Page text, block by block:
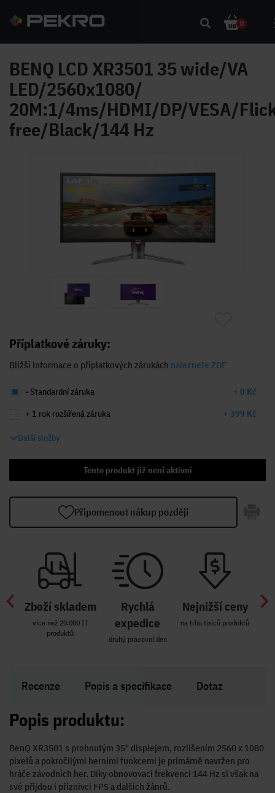
0
BENQ LCD XR3501 35 wide/VA
LED/2560x1080/
20M:1/4ms/HDMI/DP/VESA/
free/Black/144 Hz
Příplatkové záruky:
Bližší informace o příplatkových zárukách naleznete ZDE
- Standardní záruka + 0 Kč
+ 1 rok rozšířená záruka + 399 Kč
Další služby
Tento produkt již není aktivní
Připomenout nákup později
Zboží skladem
více než 20.000 IT
produktů
Rychlá
expedice
druhý pracovní den
Nejnižší ceny
na trhu tisíců produktů
Recenze Popis a specifikace Dotaz
Popis produktu:
BenQ XR3501 s prohnutým 35" displejem, rozlišením 2560 x 1080
pixelů a pokročilými herními funkcemi je primárně navržen pro
hráče závodních her. Díky obnovovací frekvenci 144 Hz si však na
své přijdou i příznivci FPS a dalších žánrů.